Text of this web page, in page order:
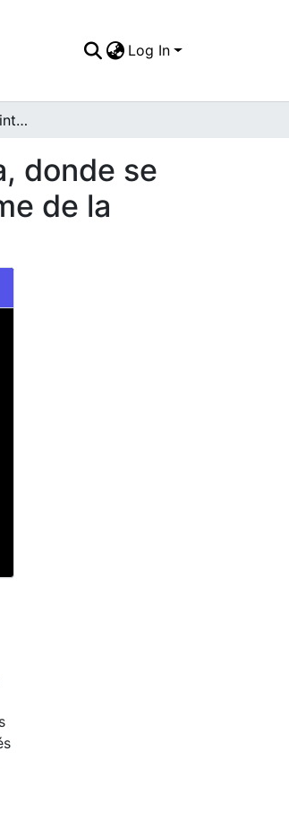
Log In
Toma realizada en el interior de una institución educativa, donde se puede apreciar un grupo de niños vestidos con el uniforme de la institución, en una actividad lúdica
donde se
de la